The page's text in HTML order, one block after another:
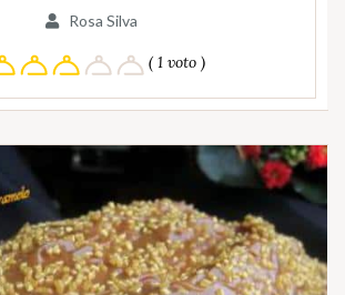
Rosa Silva
( 1 voto )